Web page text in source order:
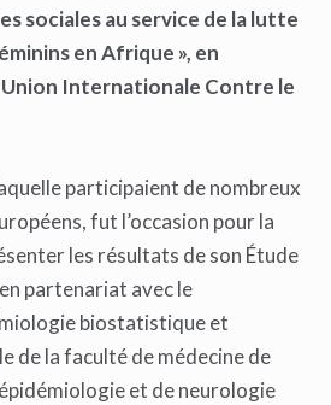
sociales au service de la lutte
en Afrique », en
Internationale Contre le
participaient de nombreux
fut l’occasion pour la
les résultats de son Étude
partenariat avec le
biostatistique et
de la faculté de médecine de
et de neurologie